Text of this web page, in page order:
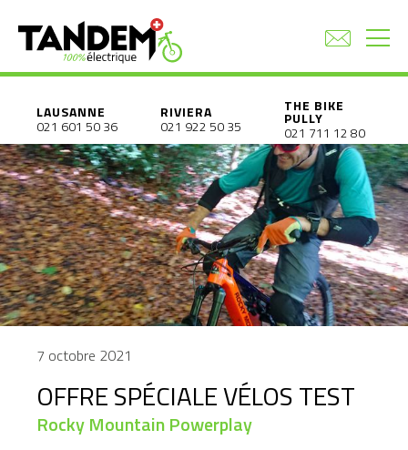
LAUSANNE
021 601 50 36
RIVIERA
021 922 50 35
THE BIKE
PULLY
021 711 12 80
7 octobre 2021
OFFRE SPÉCIALE VÉLOS TEST
Rocky Mountain Powerplay